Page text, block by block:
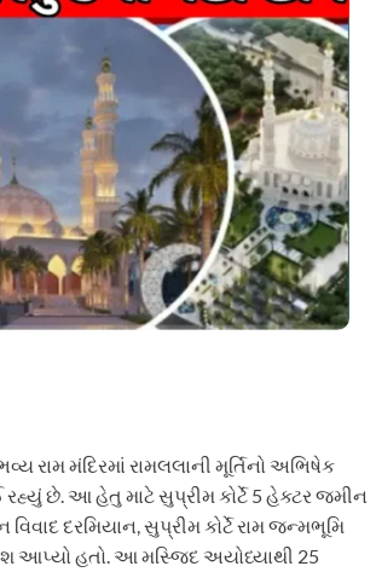
રામ મંદિરમાં રામલલાની મૂર્તિનો અભિષેક
છે. આ હેતુ માટે સુપ્રીમ કોર્ટે 5 હેક્ટર જમીન
દરમિયાન, સુપ્રીમ કોર્ટે રામ જન્મભૂમિ
આપ્યો હતો. આ મસ્જિદ અયોધ્યાથી 25